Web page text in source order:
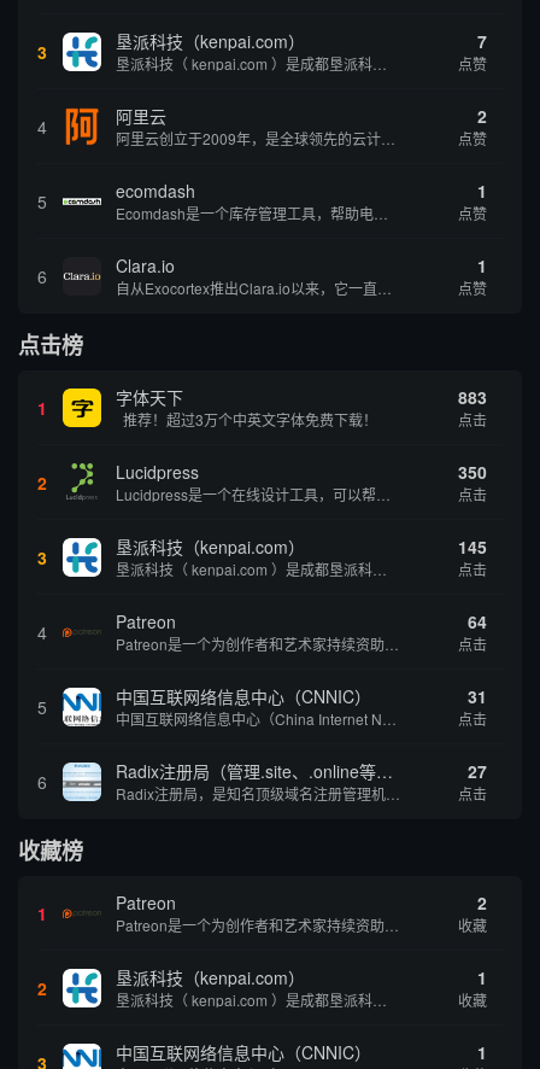
3 垦派科技（kenpai.com） 7
点赞
4 阿里云 2
点赞
5 ecomdash 1
点赞
6 Clara.io 1
点赞
点击榜
1 字体天下
推荐！超过3万个中英文字体免费下载！
883
点击
2 Lucidpress 350
点击
3 垦派科技（kenpai.com） 145
点击
4 Patreon 64
点击
5 中国互联网络信息中心（CNNIC） 31
点击
6 Radix注册局（管理.site、.online等顶级域名） 27
点击
收藏榜
1 Patreon 2
收藏
2 垦派科技（kenpai.com） 1
收藏
3 中国互联网络信息中心（CNNIC） 1